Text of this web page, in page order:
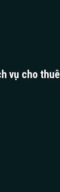
vụ cho thuê